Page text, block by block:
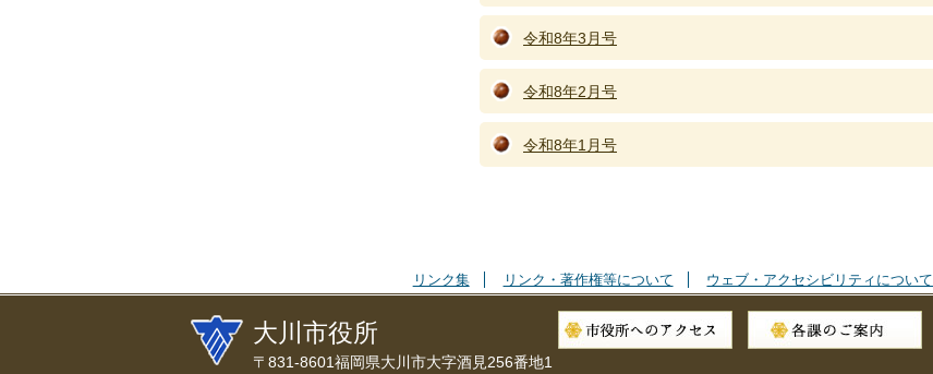
令和8年3月号
令和8年2月号
令和8年1月号
リンク集 リンク・著作権等について ウェブ・アクセシビリティについて
大川市役所
〒831-8601福岡県大川市大字酒見256番地1